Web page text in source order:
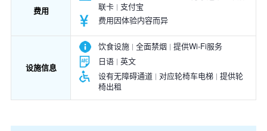
费用
联卡
支付宝
费用因体验内容而异
设施信息
饮食设施 全面禁烟
提供Wi-Fi服务
日语 英文
设有无障碍通道
对应轮椅车电梯 提供轮
椅出租